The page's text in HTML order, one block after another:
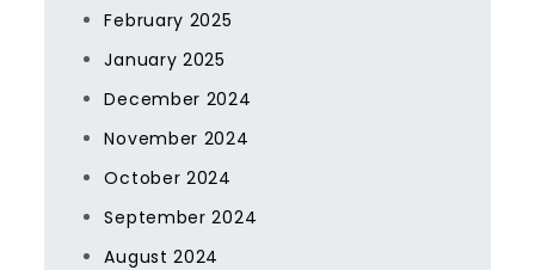
February 2025
January 2025
December 2024
November 2024
October 2024
September 2024
August 2024